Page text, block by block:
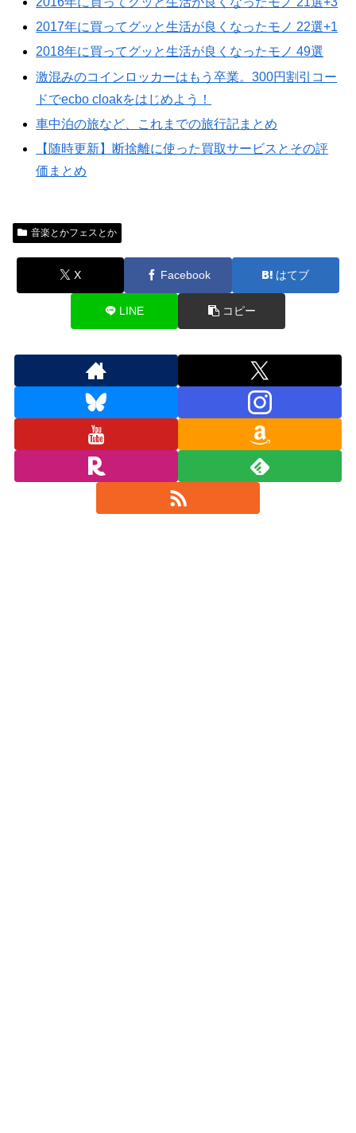
2017年に買ってグッと生活が良くなったモノ 22選+1
2018年に買ってグッと生活が良くなったモノ 49選
激混みのコインロッカーはもう卒業。300円割引コー
ドでecbo cloakをはじめよう！
車中泊の旅など、これまでの旅行記まとめ
【随時更新】断捨離に使った買取サービスとその評
価まとめ
音楽とかフェスとか
X Facebook はてブ
LINE コピー